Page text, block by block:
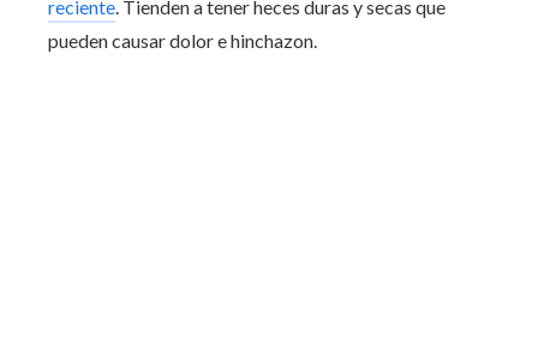
reciente. Tienden a tener heces duras y secas que
pueden causar dolor e hinchazon.